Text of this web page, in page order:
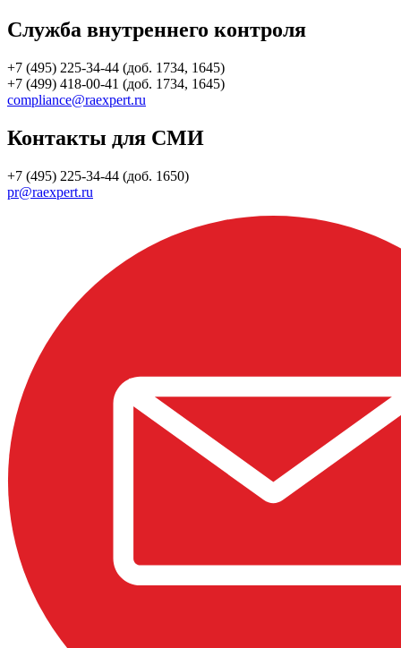
Служба внутреннего контроля
+7 (495) 225-34-44 (доб. 1734, 1645)
+7 (499) 418-00-41 (доб. 1734, 1645)
compliance@raexpert.ru
Контакты для СМИ
+7 (495) 225-34-44 (доб. 1650)
pr@raexpert.ru